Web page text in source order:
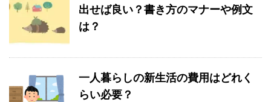
出せば良い？書き方のマナーや例文
は？
一人暮らしの新生活の費用はどれく
らい必要？